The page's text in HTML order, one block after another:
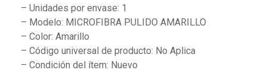
– Unidades por envase: 1
– Modelo: MICROFIBRA PULIDO AMARILLO
– Color: Amarillo
– Código universal de producto: No Aplica
– Condición del ítem: Nuevo